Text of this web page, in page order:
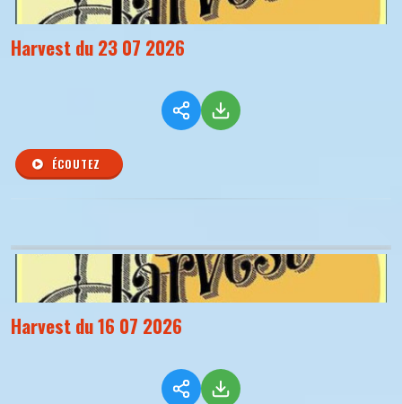
Harvest du 23 07 2026
ÉCOUTEZ
Harvest du 16 07 2026